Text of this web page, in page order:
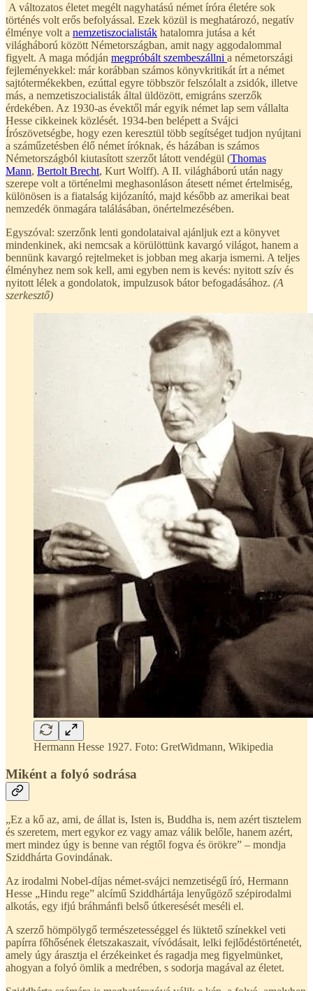
A változatos életet megélt nagyhatású német íróra életére sok
történés volt erős befolyással. Ezek közül is meghatározó, negatív
élménye volt a nemzetiszocialisták hatalomra jutása a két
világháború között Németországban, amit nagy aggodalommal
figyelt. A maga módján megpróbált szembeszállni a németországi
fejleményekkel: már korábban számos könyvkritikát írt a német
sajtótermékekben, ezúttal egyre többször felszólalt a zsidók, illetve
más, a nemzetiszocialisták által üldözött, emigráns szerzők
érdekében. Az 1930-as évektől már egyik német lap sem vállalta
Hesse cikkeinek közlését. 1934-ben belépett a Svájci
Írószövetségbe, hogy ezen keresztül több segítséget tudjon nyújtani
a száműzetésben élő német íróknak, és házában is számos
Németországból kiutasított szerzőt látott vendégül (Thomas
Mann, Bertolt Brecht, Kurt Wolff). A II. világháború után nagy
szerepe volt a történelmi meghasonláson átesett német értelmiség,
különösen is a fiatalság kijózanító, majd később az amerikai beat
nemzedék önmagára találásában, önértelmezésében.
Egyszóval: szerzőnk lenti gondolataival ajánljuk ezt a könyvet
mindenkinek, aki nemcsak a körülöttünk kavargó világot, hanem a
bennünk kavargó rejtelmeket is jobban meg akarja ismerni. A teljes
élményhez nem sok kell, ami egyben nem is kevés: nyitott szív és
nyitott lélek a gondolatok, impulzusok bátor befogadásához. (A
szerkesztő)
Hermann Hesse 1927. Foto: GretWidmann, Wikipedia
Miként a folyó sodrása
„Ez a kő az, ami, de állat is, Isten is, Buddha is, nem azért tisztelem
és szeretem, mert egykor ez vagy amaz válik belőle, hanem azért,
mert mindez úgy is benne van régtől fogva és örökre” – mondja
Sziddhárta Govindának.
Az irodalmi Nobel-díjas német-svájci nemzetiségű író, Hermann
Hesse „Hindu rege” alcímű Sziddhártája lenyűgöző szépirodalmi
alkotás, egy ifjú bráhmánfi belső útkeresését meséli el.
A szerző hömpölygő természetességgel és lüktető színekkel veti
papírra főhősének életszakaszait, vívódásait, lelki fejlődéstörténetét,
amely úgy árasztja el érzékeinket és ragadja meg figyelmünket,
ahogyan a folyó ömlik a medrében, s sodorja magával az életet.